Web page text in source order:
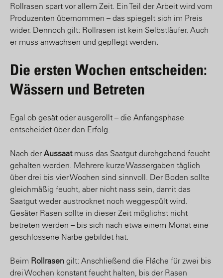
Rollrasen spart vor allem Zeit. Ein Teil der Arbeit wird vom
Produzenten übernommen – das spiegelt sich im Preis
wider. Dennoch gilt: Rollrasen ist kein Selbstläufer. Auch
er muss anwachsen und gepflegt werden.
Die ersten Wochen entscheiden:
Wässern und Betreten
Egal ob gesät oder ausgerollt – die Anfangsphase
entscheidet über den Erfolg.
Nach der Aussaatmuss das Saatgut durchgehend feucht
gehalten werden. Mehrere kurze Wassergaben täglich
über drei bis vier Wochen sind sinnvoll. Der Boden sollte
gleichmäßig feucht, aber nicht nass sein, damit das
Saatgut weder austrocknet noch weggespült wird.
Gesäter Rasen sollte in dieser Zeit möglichst nicht
betreten werden – bis sich nach etwa einem Monat eine
geschlossene Narbe gebildet hat.
Beim Rollrasen gilt: Anschließend die Fläche für zwei bis
drei Wochen konstant feucht halten, bis der Rasen